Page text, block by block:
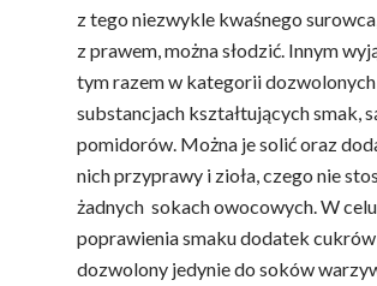
z tego niezwykle kwaśnego
z prawem, można słodzić. Innym
tym razem w kategorii dozwolonych
substancjach kształtujących smak,
pomidorów. Można je solić oraz
nich przyprawy i zioła, czego nie
żadnych sokach owocowych. W celu
poprawienia smaku dodatek
dozwolony jedynie do soków